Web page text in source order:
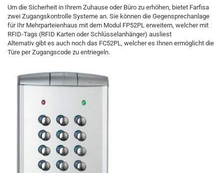
Um die Sicherheit in Ihrem Zuhause oder Büro zu erhöhen, bietet Farfisa
zwei Zugangskontrolle Systeme an. Sie können die Gegensprechanlage
für Ihr Mehrparteienhaus mit dem Modul FP52PL erweitern, welcher mit
RFID-Tags (RFID Karten oder Schlüsselanhänger) ausliest
Alternativ gibt es auch noch das FC52PL, welcher es Ihnen ermöglicht die
Türe per Zugangscode zu entriegeln.